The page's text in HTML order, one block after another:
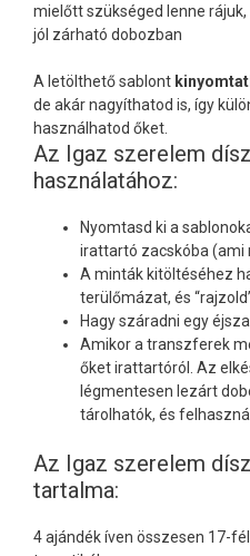
mielőtt szükséged lenne
jól zárható dobozban
A letölthető sablont
de akár nagyíthatod is, így
használhatod őket.
Az Igaz szerelem
használatához:
Nyomtasd ki a
irattartó zacskóba (ami
A minták kitöltéséhez
terülőmázat, és
Hagy száradni egy
Amikor a transzferek
őket irattartóról. Az
légmentesen lezárt
tárolhatók, és
Az Igaz szerelem
tartalma:
4 ajándék íven összesen 17-